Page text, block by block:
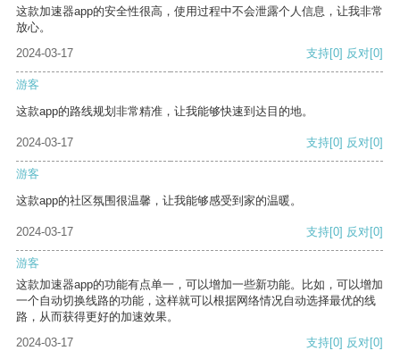
这款加速器app的安全性很高，使用过程中不会泄露个人信息，让我非常
放心。
2024-03-17
支持[0] 反对[0]
游客
这款app的路线规划非常精准，让我能够快速到达目的地。
2024-03-17 支持[0] 反对[0]
游客
这款app的社区氛围很温馨，让我能够感受到家的温暖。
2024-03-17 支持[0] 反对[0]
游客
这款加速器app的功能有点单一，可以增加一些新功能。比如，可以增加
一个自动切换线路的功能，这样就可以根据网络情况自动选择最优的线
路，从而获得更好的加速效果。
2024-03-17
支持[0] 反对[0]